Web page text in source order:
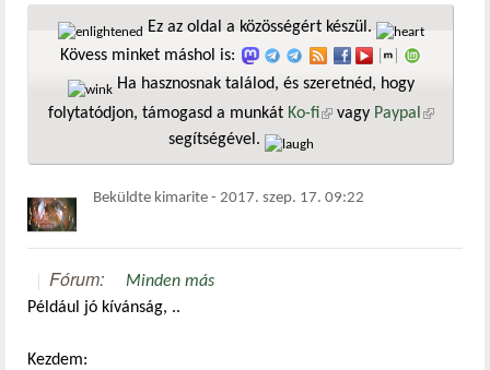
Ez az oldal a közösségért készül.
Kövess minket máshol is:
Ha hasznosnak találod, és szeretnéd, hogy
folytatódjon, támogasd a munkát Ko-fi(külső hivatkozás)
vagy Paypal
segítségével.
Beküldte kimarite - 2017. szep. 17. 09:22
Fórum:
Minden más
Például jó kívánság, ..
Kezdem: